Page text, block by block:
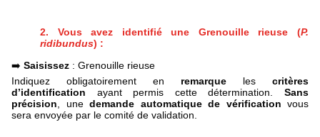
2. Vous avez identifié une Grenouille rieuse (P.
ridibundus) :
➡️ Saisissez : Grenouille rieuse
Indiquez obligatoirement en remarque les critères
d’identification ayant permis cette détermination. Sans
précision , une demande automatique de vérification vous
sera envoyée par le comité de validation.